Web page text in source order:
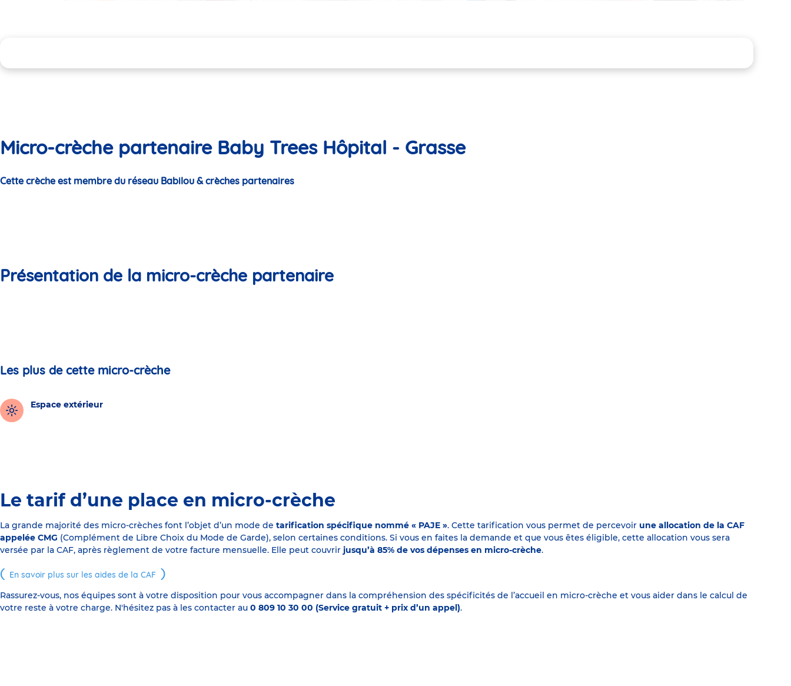
Micro-crèche partenaire Baby Trees Hôpital - Grasse
Cette crèche est membre du réseau Babilou & crèches partenaires
Présentation de la micro-crèche partenaire
Les plus de cette micro-crèche
Espace extérieur
Le tarif d’une place en micro-crèche
La grande majorité des micro-crèches font l’objet d’un mode de tarification spécifique nommé « PAJE ». Cette tarification vous permet de percevoir une allocation de la CAF
appelée CMG (Complément de Libre Choix du Mode de Garde), selon certaines conditions. Si vous en faites la demande et que vous êtes éligible, cette allocation vous sera
versée par la CAF, après règlement de votre facture mensuelle. Elle peut couvrir jusqu’à 85% de vos dépenses en micro-crèche.
En savoir plus sur les aides de la CAF
Rassurez-vous, nos équipes sont à votre disposition pour vous accompagner dans la compréhension des spécificités de l’accueil en micro-crèche et vous aider dans le calcul de
votre reste à votre charge. N'hésitez pas à les contacter au 0 809 10 30 00 (Service gratuit + prix d’un appel).